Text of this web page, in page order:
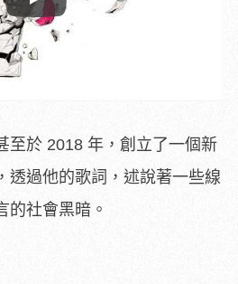
Play
至於 2018 年，創立了一個新
透過他的歌詞，述說著一些線
的社會黑暗。